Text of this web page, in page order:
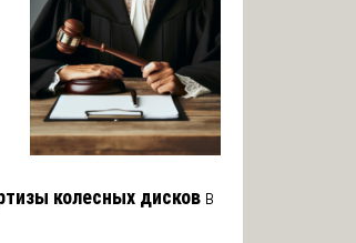
колесных дисков в